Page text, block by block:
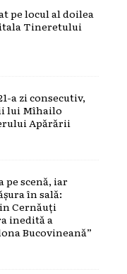
pe locul al doilea
Tineretului
a zi consecutiv,
lui Mîhailo
Apărării
pe scenă, iar
în sală:
Cernăuți
inedită a
Bucovineană”